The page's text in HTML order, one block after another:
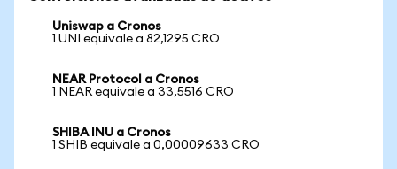
Uniswap a Cronos
1 UNI equivale a 82,1295 CRO
NEAR Protocol a Cronos
1 NEAR equivale a 33,5516 CRO
SHIBA INU a Cronos
1 SHIB equivale a 0,00009633 CRO